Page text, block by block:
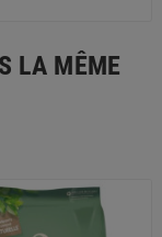
LA MÊME